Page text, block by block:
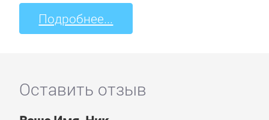
Подробнее...
Оставить отзыв